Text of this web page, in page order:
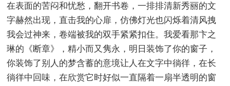
在表面的苦闷和忧愁，翻开书卷，一排排清新秀丽的文
字赫然出现，直击我的心扉，仿佛灯光也闪烁着清风拽
我会过神来，卷端被我的双手紧紧扣住。我爱看那卞之
琳的《断章》，精小而又隽永，明日装饰了你的窗子，
你装饰了别人的梦含蓄的意境让人在文字中徜徉，在长
徜徉中回味，在欣赏它时好似一直隔着一扇半透明的窗